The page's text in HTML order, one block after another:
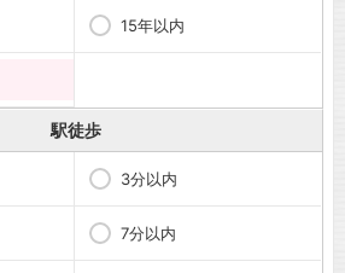
15年以内
駅徒歩
3分以内
7分以内